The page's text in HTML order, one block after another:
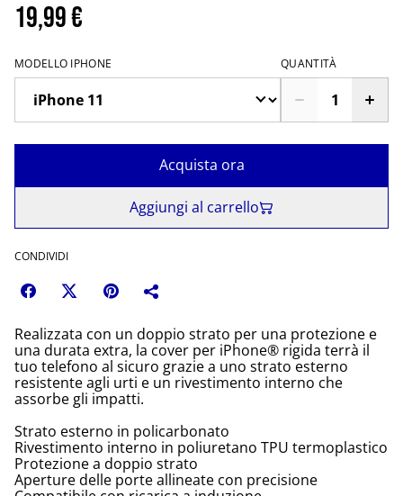
19,99 €
MODELLO IPHONE QUANTITÀ
Acquista ora
Aggiungi al carrello
CONDIVIDI
Realizzata con un doppio strato per una protezione e
una durata extra, la cover per iPhone® rigida terrà il
tuo telefono al sicuro grazie a uno strato esterno
resistente agli urti e un rivestimento interno che
assorbe gli impatti.
Strato esterno in policarbonato
Rivestimento interno in poliuretano TPU termoplastico
Protezione a doppio strato
Aperture delle porte allineate con precisione